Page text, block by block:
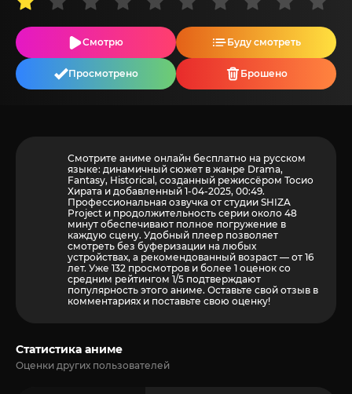
Смотрю Буду смотреть
Просмотрено Брошено
Смотрите аниме онлайн бесплатно на русском
языке: динамичный сюжет в жанре Drama,
Fantasy, Historical, созданный режиссёром Тосио
Хирата и добавленный 1-04-2025, 00:49.
Профессиональная озвучка от студии SHIZA
Project и продолжительность серии около 48
минут обеспечивают полное погружение в
каждую сцену. Удобный плеер позволяет
смотреть без буферизации на любых
устройствах, а рекомендованный возраст — от 16
лет. Уже 132 просмотров и более 1 оценок со
средним рейтингом 1/5 подтверждают
популярность этого аниме. Оставьте свой отзыв в
комментариях и поставьте свою оценку!
Статистика аниме
Оценки других пользователей